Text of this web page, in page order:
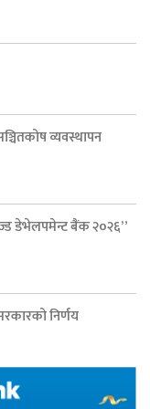
व्यवस्थापन
डेभेलपमेन्ट बैंक २०२६”
निर्णय